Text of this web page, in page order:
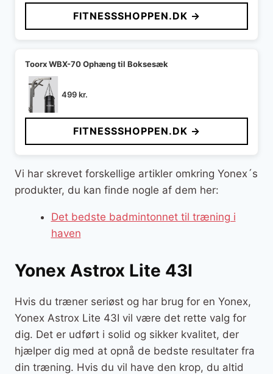
FITNESSSHOPPEN.DK →
Toorx WBX-70 Ophæng til Boksesæk
499kr.
FITNESSSHOPPEN.DK →
Vi har skrevet forskellige artikler omkring Yonex´s
produkter, du kan finde nogle af dem her:
Det bedste badmintonnet til træning i
haven
Yonex Astrox Lite 43I
Hvis du træner seriøst og har brug for en Yonex,
Yonex Astrox Lite 43I vil være det rette valg for
dig. Det er udført i solid og sikker kvalitet, der
hjælper dig med at opnå de bedste resultater fra
din træning. Hvis du vil have den krop, du altid